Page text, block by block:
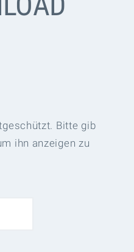
Bitte gib
ihn anzeigen zu